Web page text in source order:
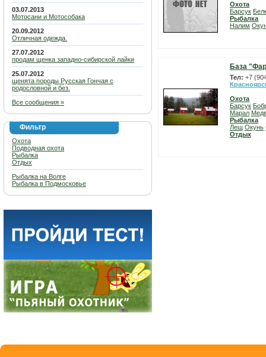
03.07.2013
Мотосани и Мотособака
20.09.2012
Отличная одежда.
27.07.2012
продам щенка западно-сибирской лайки
25.07.2012
щенята породы Русская Гончая с
родословной и без.
Все сообщения »
Фильтр
Охота
Подводная охота
Рыбалка
Отдых
Рыбалка на Волге
Рыбалка в Подмосковье
Охота
Барсук
Рыбалка
Налим
База
Тел: +7
Охота
Барсук
Марал
Рыбалка
Лещ Окунь
Отдых